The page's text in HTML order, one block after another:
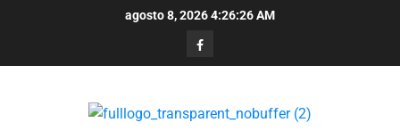
agosto 8, 20264:26:27 AM